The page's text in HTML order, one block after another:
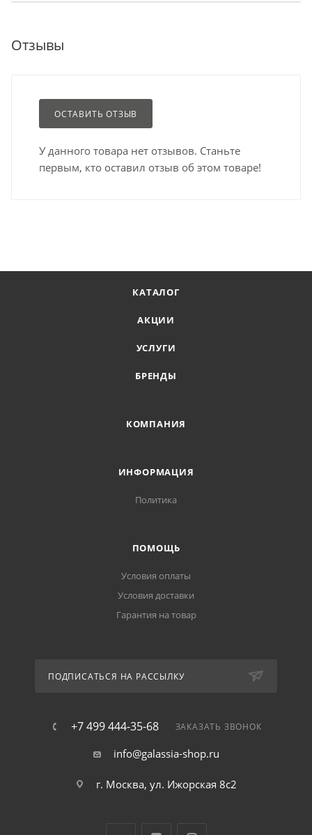
Отзывы
ОСТАВИТЬ ОТЗЫВ
У данного товара нет отзывов. Станьте
первым, кто оставил отзыв об этом товаре!
КАТАЛОГ
АКЦИИ
УСЛУГИ
БРЕНДЫ
КОМПАНИЯ
ИНФОРМАЦИЯ
Политика
ПОМОЩЬ
Условия оплаты
Условия доставки
Гарантия на товар
ПОДПИСАТЬСЯ НА РАССЫЛКУ
+7 499 444-35-68 ЗАКАЗАТЬ ЗВОНОК
info@galassia-shop.ru
г. Москва, ул. Ижорская 8с2